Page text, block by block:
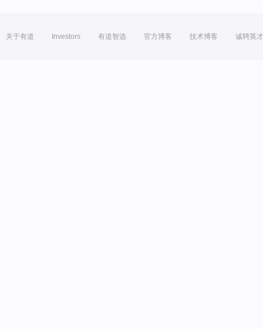
关于有道 Investors 有道智选 官方博客 技术博客 诚聘英才